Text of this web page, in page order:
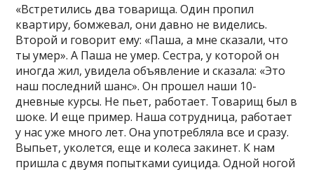
«Встретились два товарища. Один пропил
квартиру, бомжевал, они давно не виделись.
Второй и говорит ему: «Паша, а мне сказали, что
ты умер». А Паша не умер. Сестра, у которой он
иногда жил, увидела объявление и сказала: «Это
наш последний шанс». Он прошел наши 10-
дневные курсы. Не пьет, работает. Товарищ был в
шоке. И еще пример. Наша сотрудница, работает
у нас уже много лет. Она употребляла все и сразу.
Выпьет, уколется, еще и колеса закинет. К нам
пришла с двумя попытками суицида. Одной ногой